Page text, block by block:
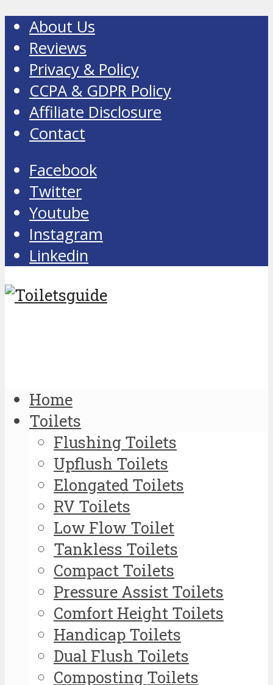
About Us
Reviews
Privacy & Policy
CCPA & GDPR Policy
Affiliate Disclosure
Contact
Facebook
Twitter
Youtube
Instagram
Linkedin
Home
Toilets
Flushing Toilets
Upflush Toilets
Elongated Toilets
RV Toilets
Low Flow Toilet
Tankless Toilets
Compact Toilets
Pressure Assist Toilets
Comfort Height Toilets
Handicap Toilets
Dual Flush Toilets
Composting Toilets